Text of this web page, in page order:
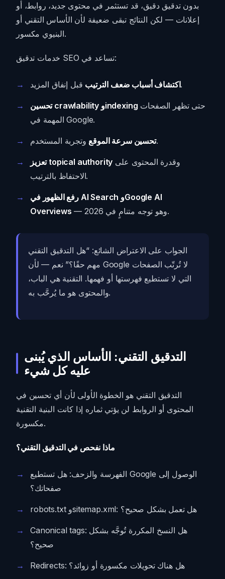
بدون تدقيق دقيق، قد تستثمر في محتوى جديد، روابط، أو
إعلانات — لكن النتائج تبقى ضعيفة لأن الأساس التقني أو
البنيوي مكسور.
خدمات تدقيق SEO تساعد في:
اكتشاف أسباب ضعف الترتيبقبل إنفاق المزيد.
تحسين crawlability وindexing
المهمة في Google.
تحسين سرعة الموقعوتجربة المستخدم.
تعزيز topical authority
الاحتفاظ بالترتيب.
رفع الظهور في AI Search وGoogle AI
Overviews
— وهو توجه متنامٍ في 2026.
الجواب على الاعتراض الشائع: “هل التدقيق التقني
مهم حقًا؟” نعم — لأن Google لا تُرتّب الصفحات
التي لا تستطيع فهرستها أو فهمها. التقنية هي الباب،
والمحتوى هو ما يُرحَّب به.
التدقيق التقني: الأساس الذي يُبنى
عليه كل شيء
التدقيق التقني هو الخطوة الأولى لأن أي تحسين في
المحتوى أو الروابط لن يؤتي ثماره إذا كانت البنية التقنية
مكسورة.
ماذا نفحص في التدقيق التقني؟
الفهرسة والزحف: هل تستطيع Google الوصول إلى
صفحاتك؟
robots.txt وsitemap.xml: هل تعمل بشكل صحيح؟
Canonical tags: هل النسخ المكررة تُوجَّه بشكل
صحيح؟
Redirects: هل هناك تحويلات مكسورة أو زوائد؟